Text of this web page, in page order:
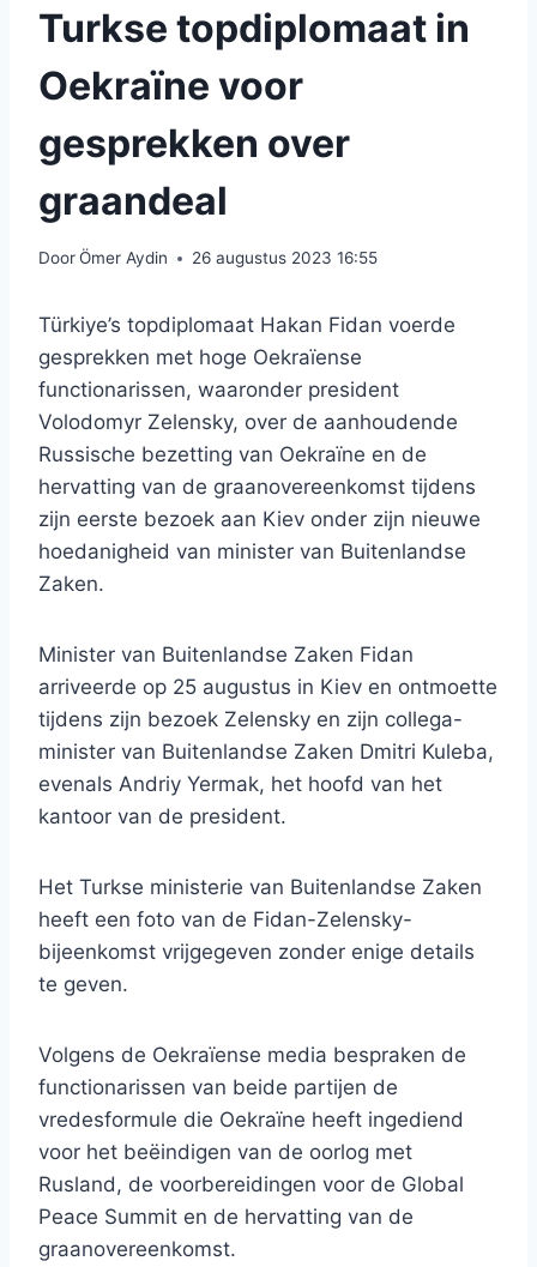
Turkse topdiplomaat in
Oekraïne voor
gesprekken over
graandeal
DoorÖmer Aydin 26 augustus 2023 16:55
Türkiye’s topdiplomaat Hakan Fidan voerde
gesprekken met hoge Oekraïense
functionarissen, waaronder president
Volodomyr Zelensky, over de aanhoudende
Russische bezetting van Oekraïne en de
hervatting van de graanovereenkomst tijdens
zijn eerste bezoek aan Kiev onder zijn nieuwe
hoedanigheid van minister van Buitenlandse
Zaken.
Minister van Buitenlandse Zaken Fidan
arriveerde op 25 augustus in Kiev en ontmoette
tijdens zijn bezoek Zelensky en zijn collega-
minister van Buitenlandse Zaken Dmitri Kuleba,
evenals Andriy Yermak, het hoofd van het
kantoor van de president.
Het Turkse ministerie van Buitenlandse Zaken
heeft een foto van de Fidan-Zelensky-
bijeenkomst vrijgegeven zonder enige details
te geven.
Volgens de Oekraïense media bespraken de
functionarissen van beide partijen de
vredesformule die Oekraïne heeft ingediend
voor het beëindigen van de oorlog met
Rusland, de voorbereidingen voor de Global
Peace Summit en de hervatting van de
graanovereenkomst.